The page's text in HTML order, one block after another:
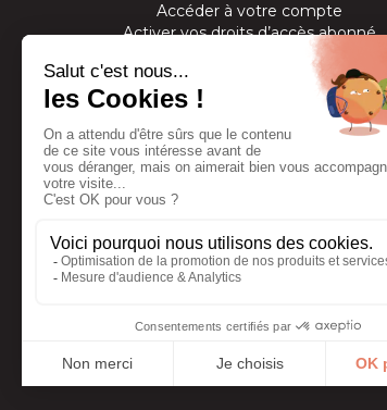
Accéder à votre compte
Activer vos droits d’accès abonné
Consulter les magazines
S’inscrire aux newsletters
Devenir annonceur
Se connecter à l’extranet annonceur
Nous contacter